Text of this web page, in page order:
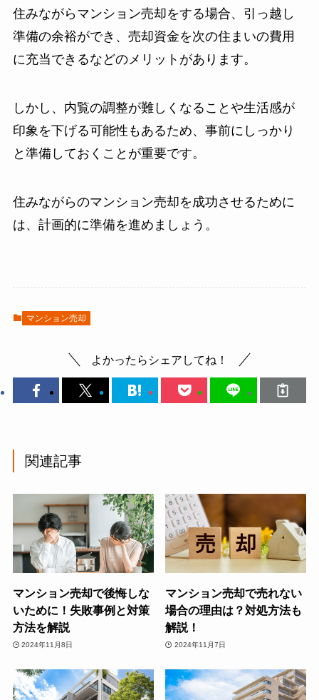
住みながらマンション売却をする場合、引っ越し
準備の余裕ができ、売却資金を次の住まいの費用
に充当できるなどのメリットがあります。
しかし、内覧の調整が難しくなることや生活感が
印象を下げる可能性もあるため、事前にしっかり
と準備しておくことが重要です。
住みながらのマンション売却を成功させるために
は、計画的に準備を進めましょう。
マンション売却
よかったらシェアしてね！
関連記事
マンション売却で後悔しな
いために！失敗事例と対策
方法を解説
2024年11月8日
マンション売却で売れない
場合の理由は？対処方法も
解説！
2024年11月7日